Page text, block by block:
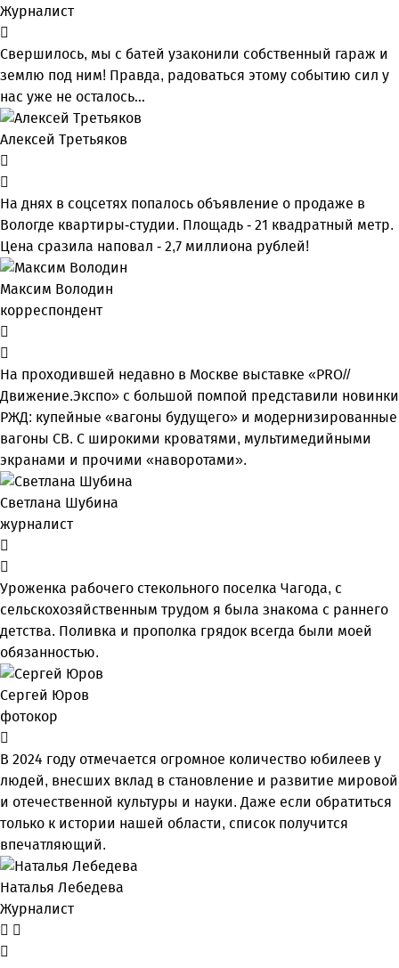
Журналист
Свершилось, мы с батей узаконили собственный гараж и
землю под ним! Правда, радоваться этому событию сил у
нас уже не осталось…
Алексей Третьяков
На днях в соцсетях попалось объявление о продаже в
Вологде квартиры-студии. Площадь - 21 квадратный метр.
Цена сразила наповал - 2,7 миллиона рублей!
Максим Володин
корреспондент
На проходившей недавно в Мос­кве выставке «PRO//
Движение.Экспо» с большой помпой представили новинки
РЖД: купейные «вагоны будущего» и модернизированные
вагоны СВ. С широкими кроватями, мультимедийными
экранами и прочими «наворотами».
Светлана Шубина
журналист
Уроженка рабочего стекольного поселка Чагода, с
сельскохозяйственным трудом я была знакома с раннего
детства. Поливка и прополка грядок всегда были моей
обязанностью.
Сергей Юров
фотокор
В 2024 году отмечается огромное количество юбилеев у
людей, внесших вклад в становление и развитие мировой
и отечественной культуры и науки. Даже если обратиться
только к истории нашей области, список получится
впечатляющий.
Наталья Лебедева
Журналист